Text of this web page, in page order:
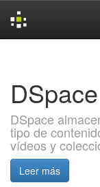
DSpace
DSpace
tipo de
vídeos y
Leer más